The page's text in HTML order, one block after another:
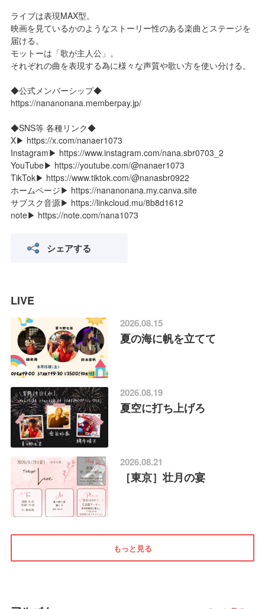
ライブは表現MAX型。
映画を見ているかのようなストーリー性のある楽曲とステージを
届ける。
モットーは「歌が主人公」。
それぞれの曲を表現する為に様々な声質や歌い方を使い分ける。
◆公式メンバーシップ◆
https://nananonana.memberpay.jp/
◆SNS等 各種リンク◆
X▶ https://x.com/nanaer1073
Instagram▶ https://www.instagram.com/nana.sbr0703_2
YouTube▶ https://youtube.com/@nanaer1073
TikTok▶ https://www.tiktok.com/@nanasbr0922
ホームページ▶ https://nananonana.my.canva.site
サブスク音源▶ https://linkcloud.mu/8b8d1612
note▶ https://note.com/nana1073
シェアする
LIVE
2026.08.15
夏の海に帆を立てて
2026.08.19
夏空に打ち上げろ
2026.08.21
［東京］壮月の宴
もっと見る